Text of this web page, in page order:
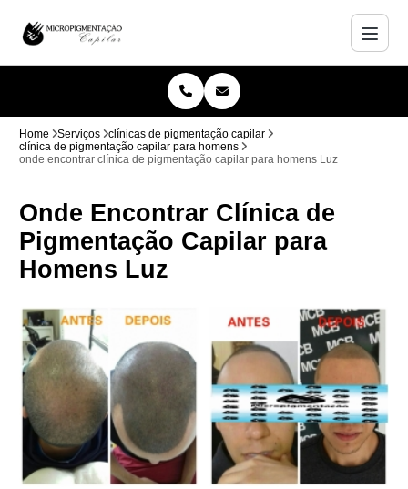
Home Serviços
clínicas de pigmentação capilar
clínica de pigmentação capilar para homens
onde encontrar clínica de pigmentação capilar para homens Luz
Onde Encontrar Clínica de
Pigmentação Capilar para
Homens Luz